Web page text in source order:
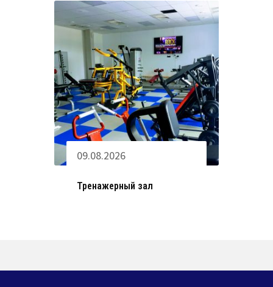
09.08.2026
Тренажерный зал